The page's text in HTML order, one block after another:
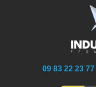
09 83 22 23 77